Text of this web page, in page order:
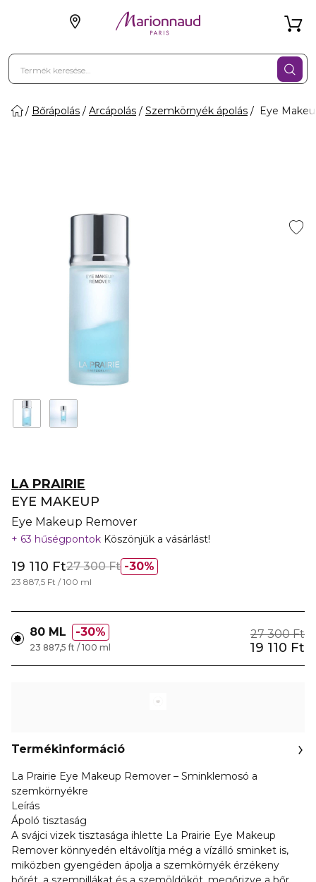
Bőrápolás Arcápolás Szemkörnyék ápolás Eye
LA PRAIRIE
EYE MAKEUP
Eye Makeup Remover
63 hűségpontok Köszönjük a vásárlást!
30%
19 110 Ft27 300 Ft
23 887,5 Ft / 100 ml
80 ML 30% 27 300 Ft
19 110 Ft
23 887,5 ft / 100 ml
Termékinformáció
La Prairie Eye Makeup Remover – Sminklemosó a
szemkörnyékre
Leírás
Ápoló tisztaság
A svájci vizek tisztasága ihlette La Prairie Eye Makeup
Remover könnyedén eltávolítja még a vízálló sminket is,
miközben gyengéden ápolja a szemkörnyék érzékeny